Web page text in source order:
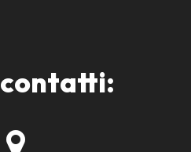
contatti: